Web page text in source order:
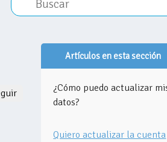
Nadie lo sigue aún
Artículos en esta sección
¿Cómo puedo actualizar
datos?
Quiero actualizar la cuenta